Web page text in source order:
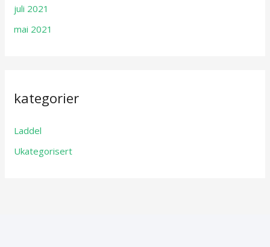
juli 2021
mai 2021
kategorier
Laddel
Ukategorisert